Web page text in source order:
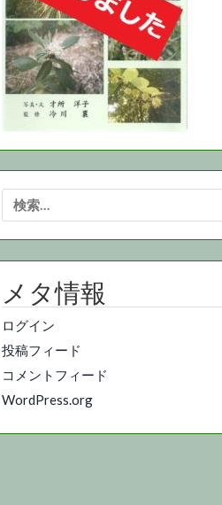
索:
メタ情報
ログイン
投稿フィード
コメントフィード
WordPress.org